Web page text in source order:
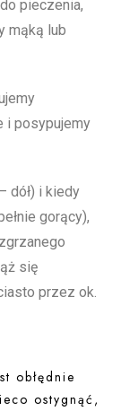
pieczenia,
mąką lub
i posypujemy
dół) i kiedy
gorący),
się
przez ok.
obłędnie
ostygnąć,